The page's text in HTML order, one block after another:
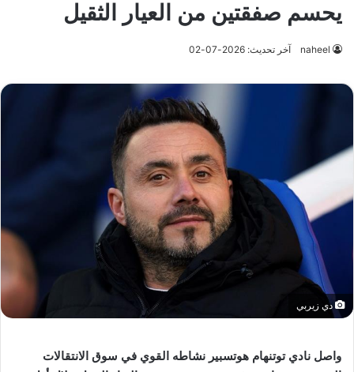
يحسم صفقتين من العيار الثقيل
naheel آخر تحديث: 2026-07-02
دي زيربي
واصل نادي توتنهام هوتسبير نشاطه القوي في سوق الانتقالات